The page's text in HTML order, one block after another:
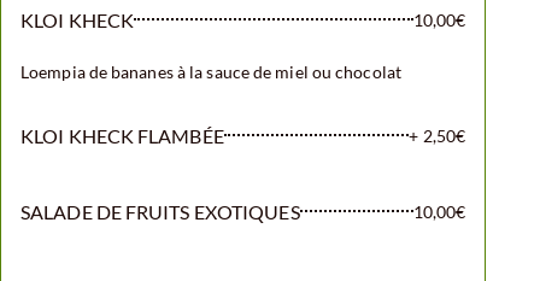
KLOI KHECK 10,00€
Loempia de bananes à la sauce de miel ou chocolat
KLOI KHECK FLAMBÉE + 2,50€
SALADE DE FRUITS EXOTIQUES 10,00€